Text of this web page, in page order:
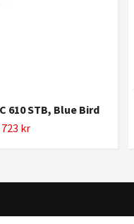
610 STB, Blue Bird
kr